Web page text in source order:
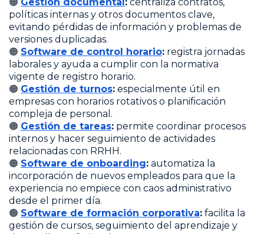
políticas internas y otros documentos clave,
evitando pérdidas de información y problemas de
versiones duplicadas.
🟠 Software de control horario: registra jornadas
laborales y ayuda a cumplir con la normativa
vigente de registro horario.
🟠 Gestión de turnos: especialmente útil en
empresas con horarios rotativos o planificación
compleja de personal.
🟠 Gestión de tareas: permite coordinar procesos
internos y hacer seguimiento de actividades
relacionadas con RRHH.
🟠 Software de onboarding: automatiza la
incorporación de nuevos empleados para que la
experiencia no empiece con caos administrativo
desde el primer día.
🟠 Software de formación corporativa: facilita la
gestión de cursos, seguimiento del aprendizaje y